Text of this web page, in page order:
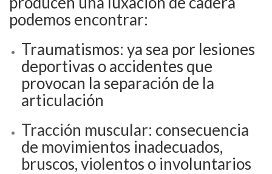
podemos encontrar:
Traumatismos: ya sea por lesiones
deportivas o accidentes que
provocan la separación de la
articulación
Tracción muscular: consecuencia
de movimientos inadecuados,
bruscos, violentos o involuntarios